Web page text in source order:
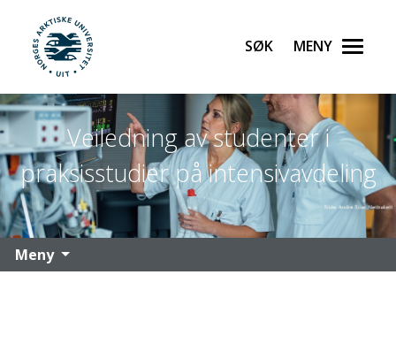
Gå til hovedinnhold
UiT Norges arktiske universitet
Søk Meny
Veiledning av studenter i
praksisstudier på intensivavdeling
Meny